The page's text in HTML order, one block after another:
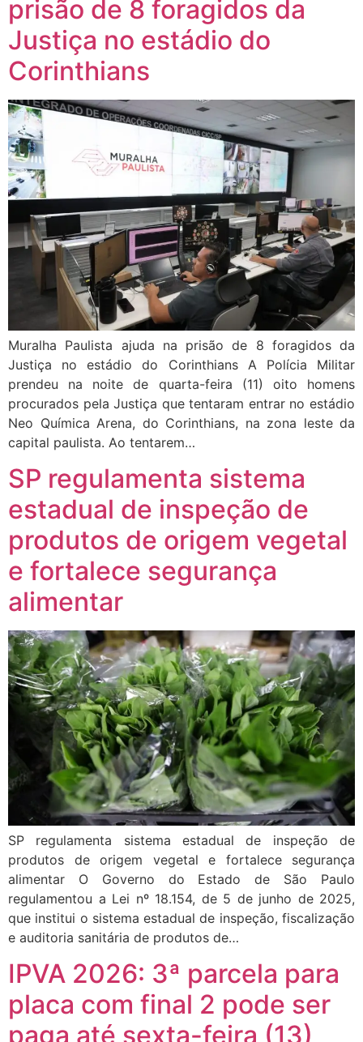
prisão de 8 foragidos da
Justiça no estádio do
Corinthians
Muralha Paulista ajuda na prisão de 8 foragidos da
Justiça no estádio do Corinthians A Polícia Militar
prendeu na noite de quarta-feira (11) oito homens
procurados pela Justiça que tentaram entrar no estádio
Neo Química Arena, do Corinthians, na zona leste da
capital paulista. Ao tentarem…
SP regulamenta sistema
estadual de inspeção de
produtos de origem vegetal
e fortalece segurança
alimentar
SP regulamenta sistema estadual de inspeção de
produtos de origem vegetal e fortalece segurança
alimentar O Governo do Estado de São Paulo
regulamentou a Lei nº 18.154, de 5 de junho de 2025,
que institui o sistema estadual de inspeção, fiscalização
e auditoria sanitária de produtos de…
IPVA 2026: 3ª parcela para
placa com final 2 pode ser
paga até sexta-feira (13)